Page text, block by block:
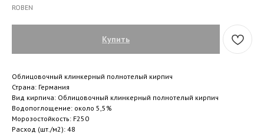
ROBEN
Купить
Облицовочный клинкерный полнотелый кирпич
Страна: Германия
Вид кирпича: Облицовочный клинкерный полнотелый кирпич
Водопоглощение: около 5,5%
Морозостойкость: F250
Расход (шт./м2): 48